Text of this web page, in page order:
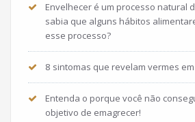
Envelhecer é um processo natural
sabia que alguns hábitos
esse processo?
8 sintomas que revelam vermes
Entenda o porque você não
objetivo de emagrecer!